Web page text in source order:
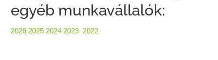
egyéb munkavállalók:
2026 2025 2024 2023 2022